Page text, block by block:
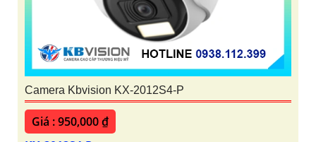
Camera Kbvision KX-2012S4-P
Giá : 950,000 ₫